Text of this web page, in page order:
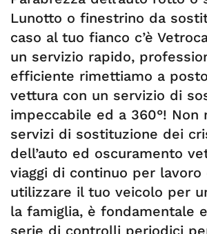
Lunotto o finestrino da
caso al tuo fianco c’è
un servizio rapido,
efficiente rimettiamo a
vettura con un servizio di
impeccabile ed a 360°! Non
servizi di sostituzione dei
dell’auto ed oscuramento
viaggi di continuo per lavoro
utilizzare il tuo veicolo per
la famiglia, è fondamentale
serie di controlli periodici